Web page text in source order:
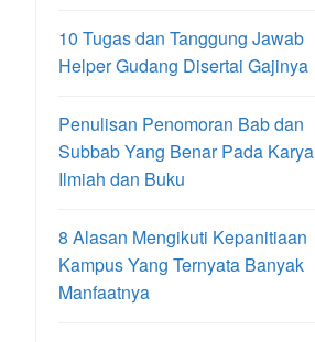
10 Tugas dan Tanggung Jawab
Helper Gudang Disertai Gajinya
Penulisan Penomoran Bab dan
Subbab Yang Benar Pada Karya
Ilmiah dan Buku
8 Alasan Mengikuti Kepanitiaan
Kampus Yang Ternyata Banyak
Manfaatnya